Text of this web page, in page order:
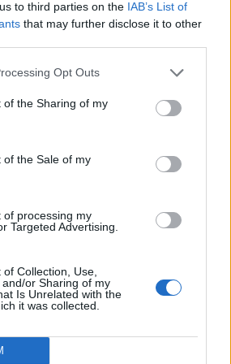
to third parties on the IAB’s List of
that may further disclose it to other
Opt Outs
of the Sharing of my
of the Sale of my
of processing my
Targeted Advertising.
Collection, Use,
or Sharing of my
Is Unrelated with the
it was collected.
el correu electrònic i el lloc web en
a la propera vegada que comenti.